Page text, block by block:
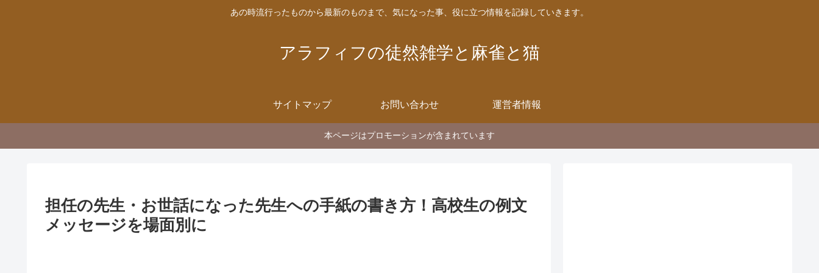
あの時流行ったものから最新のものまで、気になった事、役に立つ情報を記録していきます。
アラフィフの徒然雑学と麻雀と猫
サイトマップ お問い合わせ 運営者情報
本ページはプロモーションが含まれています
担任の先生・お世話になった先生への手紙の書き方！高校生の例文
メッセージを場面別に